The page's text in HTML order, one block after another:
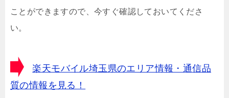
ことができますので、今すぐ確認しておいてくださ
い。
楽天モバイル埼玉県のエリア情報・通信品
質の情報を見る！